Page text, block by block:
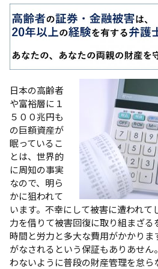
日本の高齢者
や富裕層に１
５００兆円も
の巨額資産が
眠っているこ
とは、世界的
に周知の事実
なので、明ら
かに狙われて
います。不幸にして被害に遭われて
力を借りて被害回復に取り組まざ
時間と労力と多大な費用がかかりま
がなされるという保証もありあせ
わないように普段の財産管理を怠ら